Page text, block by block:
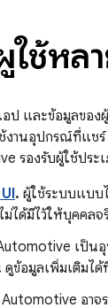
ใช้หล
อป และข้อมูลของ
งานอุปกรณ์ที่แช
รองรับผู้ใช้ประ
. ผู้ใช้ระบบแบบ
ด้มีไว้ให้บุคคลจ
เป็นอุ
ข้อมูลเพิ่มเติมได้
อาจ